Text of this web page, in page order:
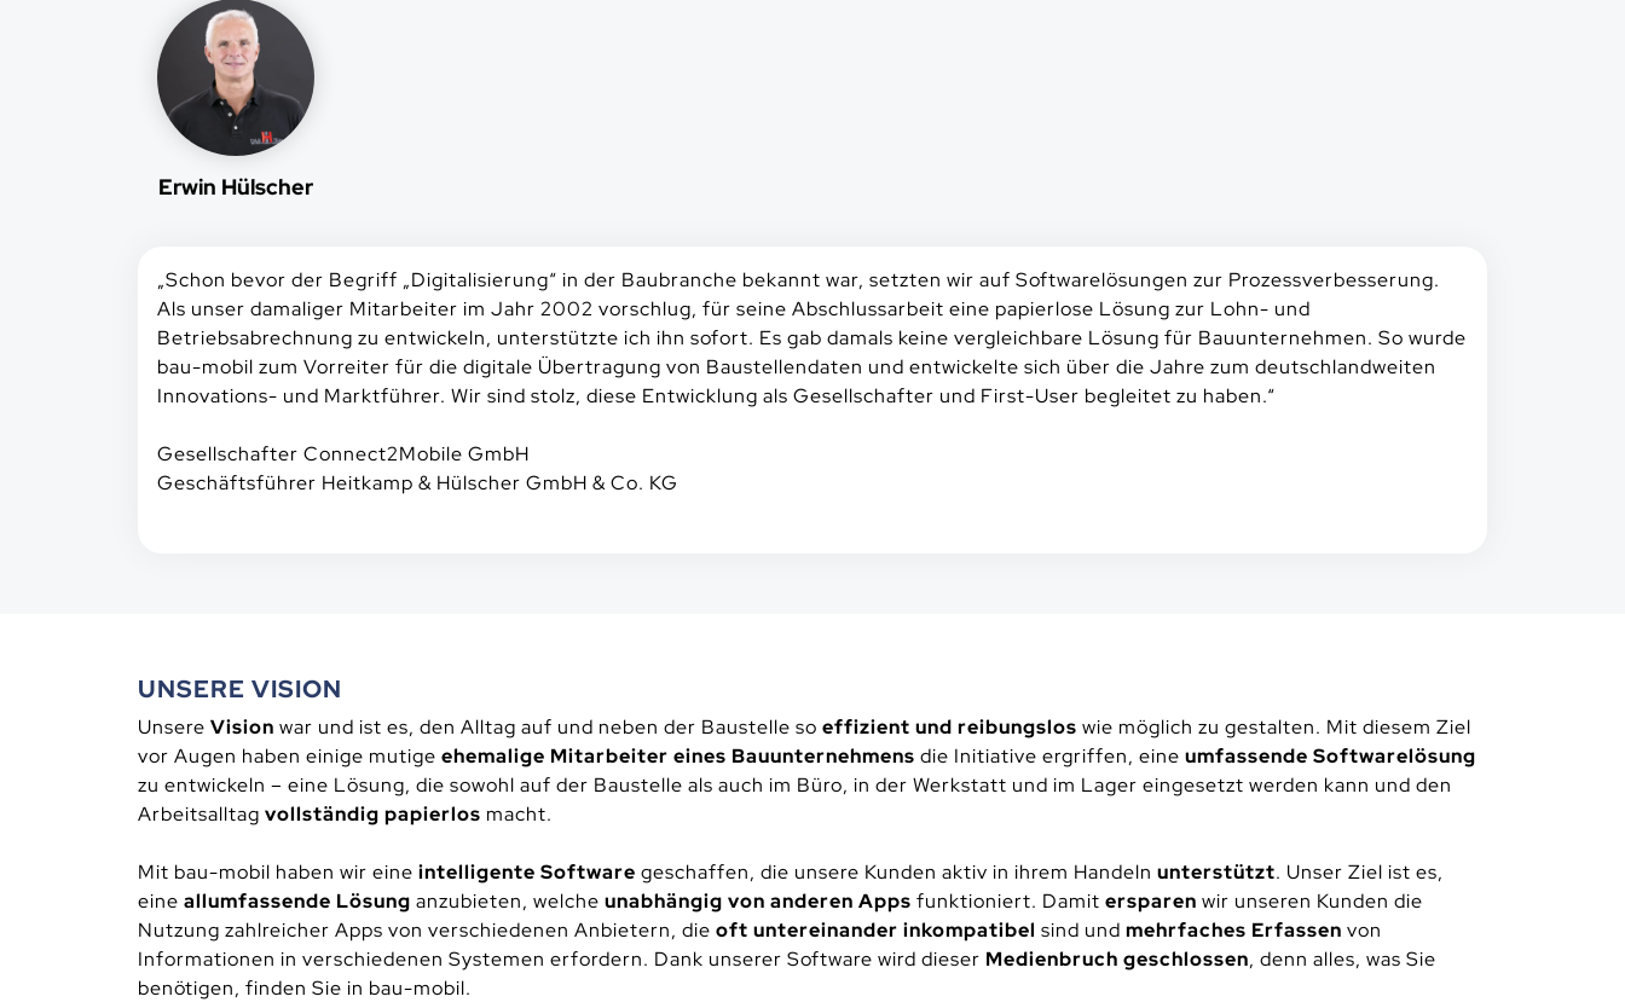
Erwin Hülscher
„Schon bevor der Begriff „Digitalisierung“ in der Baubranche bekannt war, setzten wir auf Softwarelösungen zur Prozessverbesserung.
Als unser damaliger Mitarbeiter im Jahr 2002 vorschlug, für seine Abschlussarbeit eine papierlose Lösung zur Lohn- und
Betriebsabrechnung zu entwickeln, unterstützte ich ihn sofort. Es gab damals keine vergleichbare Lösung für Bauunternehmen. So wurde
bau-mobil zum Vorreiter für die digitale Übertragung von Baustellendaten und entwickelte sich über die Jahre zum deutschlandweiten
Innovations- und Marktführer. Wir sind stolz, diese Entwicklung als Gesellschafter und First-User begleitet zu haben.“
Gesellschafter Connect2Mobile GmbH
Geschäftsführer Heitkamp & Hülscher GmbH & Co. KG
UNSERE VISION
Unsere Vision war und ist es, den Alltag auf und neben der Baustelle so effizient und reibungslos wie möglich zu gestalten. Mit diesem Ziel
vor Augen haben einige mutige ehemalige Mitarbeiter eines Bauunternehmens die Initiative ergriffen, eine umfassende Softwarelösung
zu entwickeln – eine Lösung, die sowohl auf der Baustelle als auch im Büro, in der Werkstatt und im Lager eingesetzt werden kann und den
Arbeitsalltag vollständig papierlos macht.
Mit bau-mobil haben wir eine intelligente Software geschaffen, die unsere Kunden aktiv in ihrem Handeln unterstützt. Unser Ziel ist es,
eine allumfassende Lösung anzubieten, welche unabhängig von anderen Apps funktioniert. Damit ersparen wir unseren Kunden die
Nutzung zahlreicher Apps von verschiedenen Anbietern, die oft untereinander inkompatibel sind und mehrfaches Erfassen von
Informationen in verschiedenen Systemen erfordern. Dank unserer Software wird dieser Medienbruch geschlossen, denn alles, was Sie
benötigen, finden Sie in bau-mobil.